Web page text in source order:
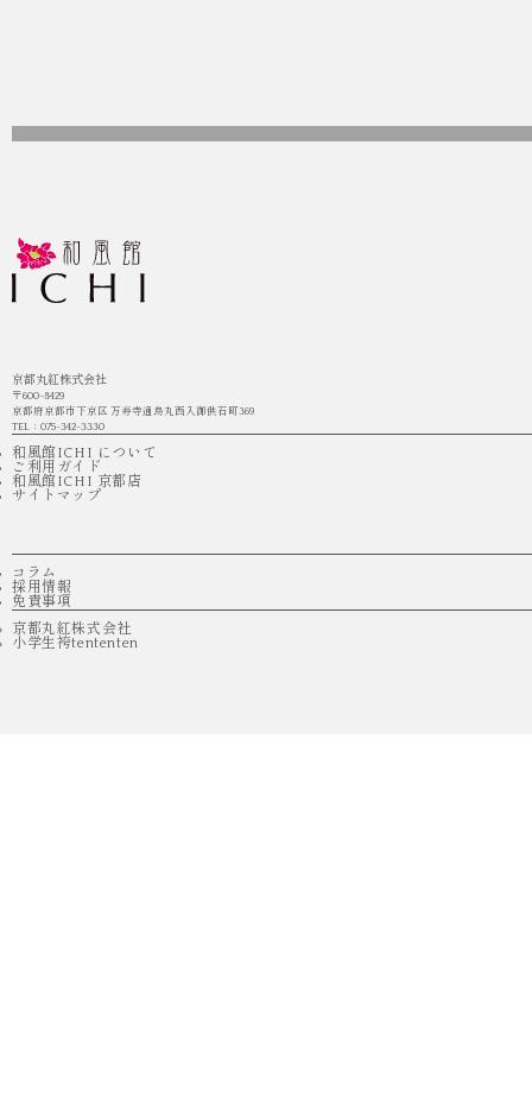
京都丸紅株式会社
〒600-8429
京都府京都市下京区 万寿寺通烏丸西入御供石町369
TEL：075-342-3330
和風館ICHI について
ご利用ガイド
和風館ICHI 京都店
サイトマップ
コラム
採用情報
免責事項
京都丸紅株式会社
小学生袴tententen